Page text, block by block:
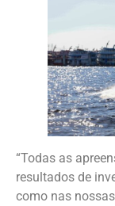
“Todas as
resultados de
como nas